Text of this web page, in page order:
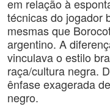
em relação à
técnicas do jogador
mesmas que
argentino. A
vinculava o estilo
raça/cultura negra.
ênfase exagerada
negro.